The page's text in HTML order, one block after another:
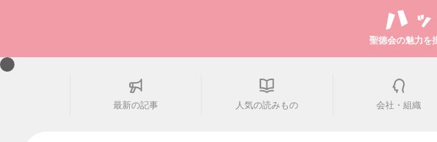
聖徳会の魅力を
最新の記事 人気の読みもの 会社・組織